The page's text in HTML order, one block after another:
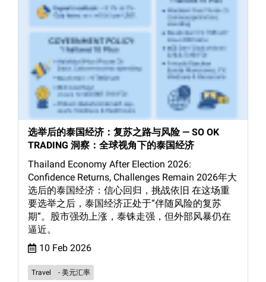
选举后的泰国经济：复苏之路与风险 — SO OK
TRADING 洞察：全球视角下的泰国经济
Thailand Economy After Election 2026:
Confidence Returns, Challenges Remain 2026年大
选后的泰国经济：信心回归，挑战依旧 在这场重
要选举之后，泰国经济正处于“伴随风险的复苏
期”。股市强劲上涨，泰铢走强，但外部风暴仍在
逼近。
10 Feb 2026
Travel - 美元汇率